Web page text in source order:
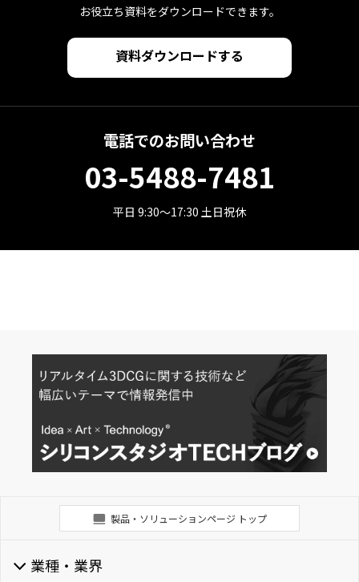
お役立ち資料をダウンロードできます。
資料ダウンロードする
電話でのお問い合わせ
03-5488-7481
平日 9:30～17:30 土日祝休
製品・ソリューションページ トップ
業種・業界